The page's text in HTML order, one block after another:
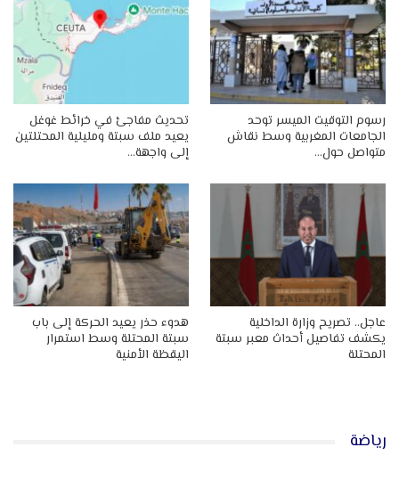
رسوم التوقيت الميسر توحد
الجامعات المغربية وسط نقاش
متواصل حول…
تحديث مفاجئ في خرائط غوغل
يعيد ملف سبتة ومليلية المحتلتين
إلى واجهة…
عاجل.. تصريح وزارة الداخلية
يكشف تفاصيل أحداث معبر سبتة
المحتلة
هدوء حذر يعيد الحركة إلى باب
سبتة المحتلة وسط استمرار
اليقظة الأمنية
رياضة